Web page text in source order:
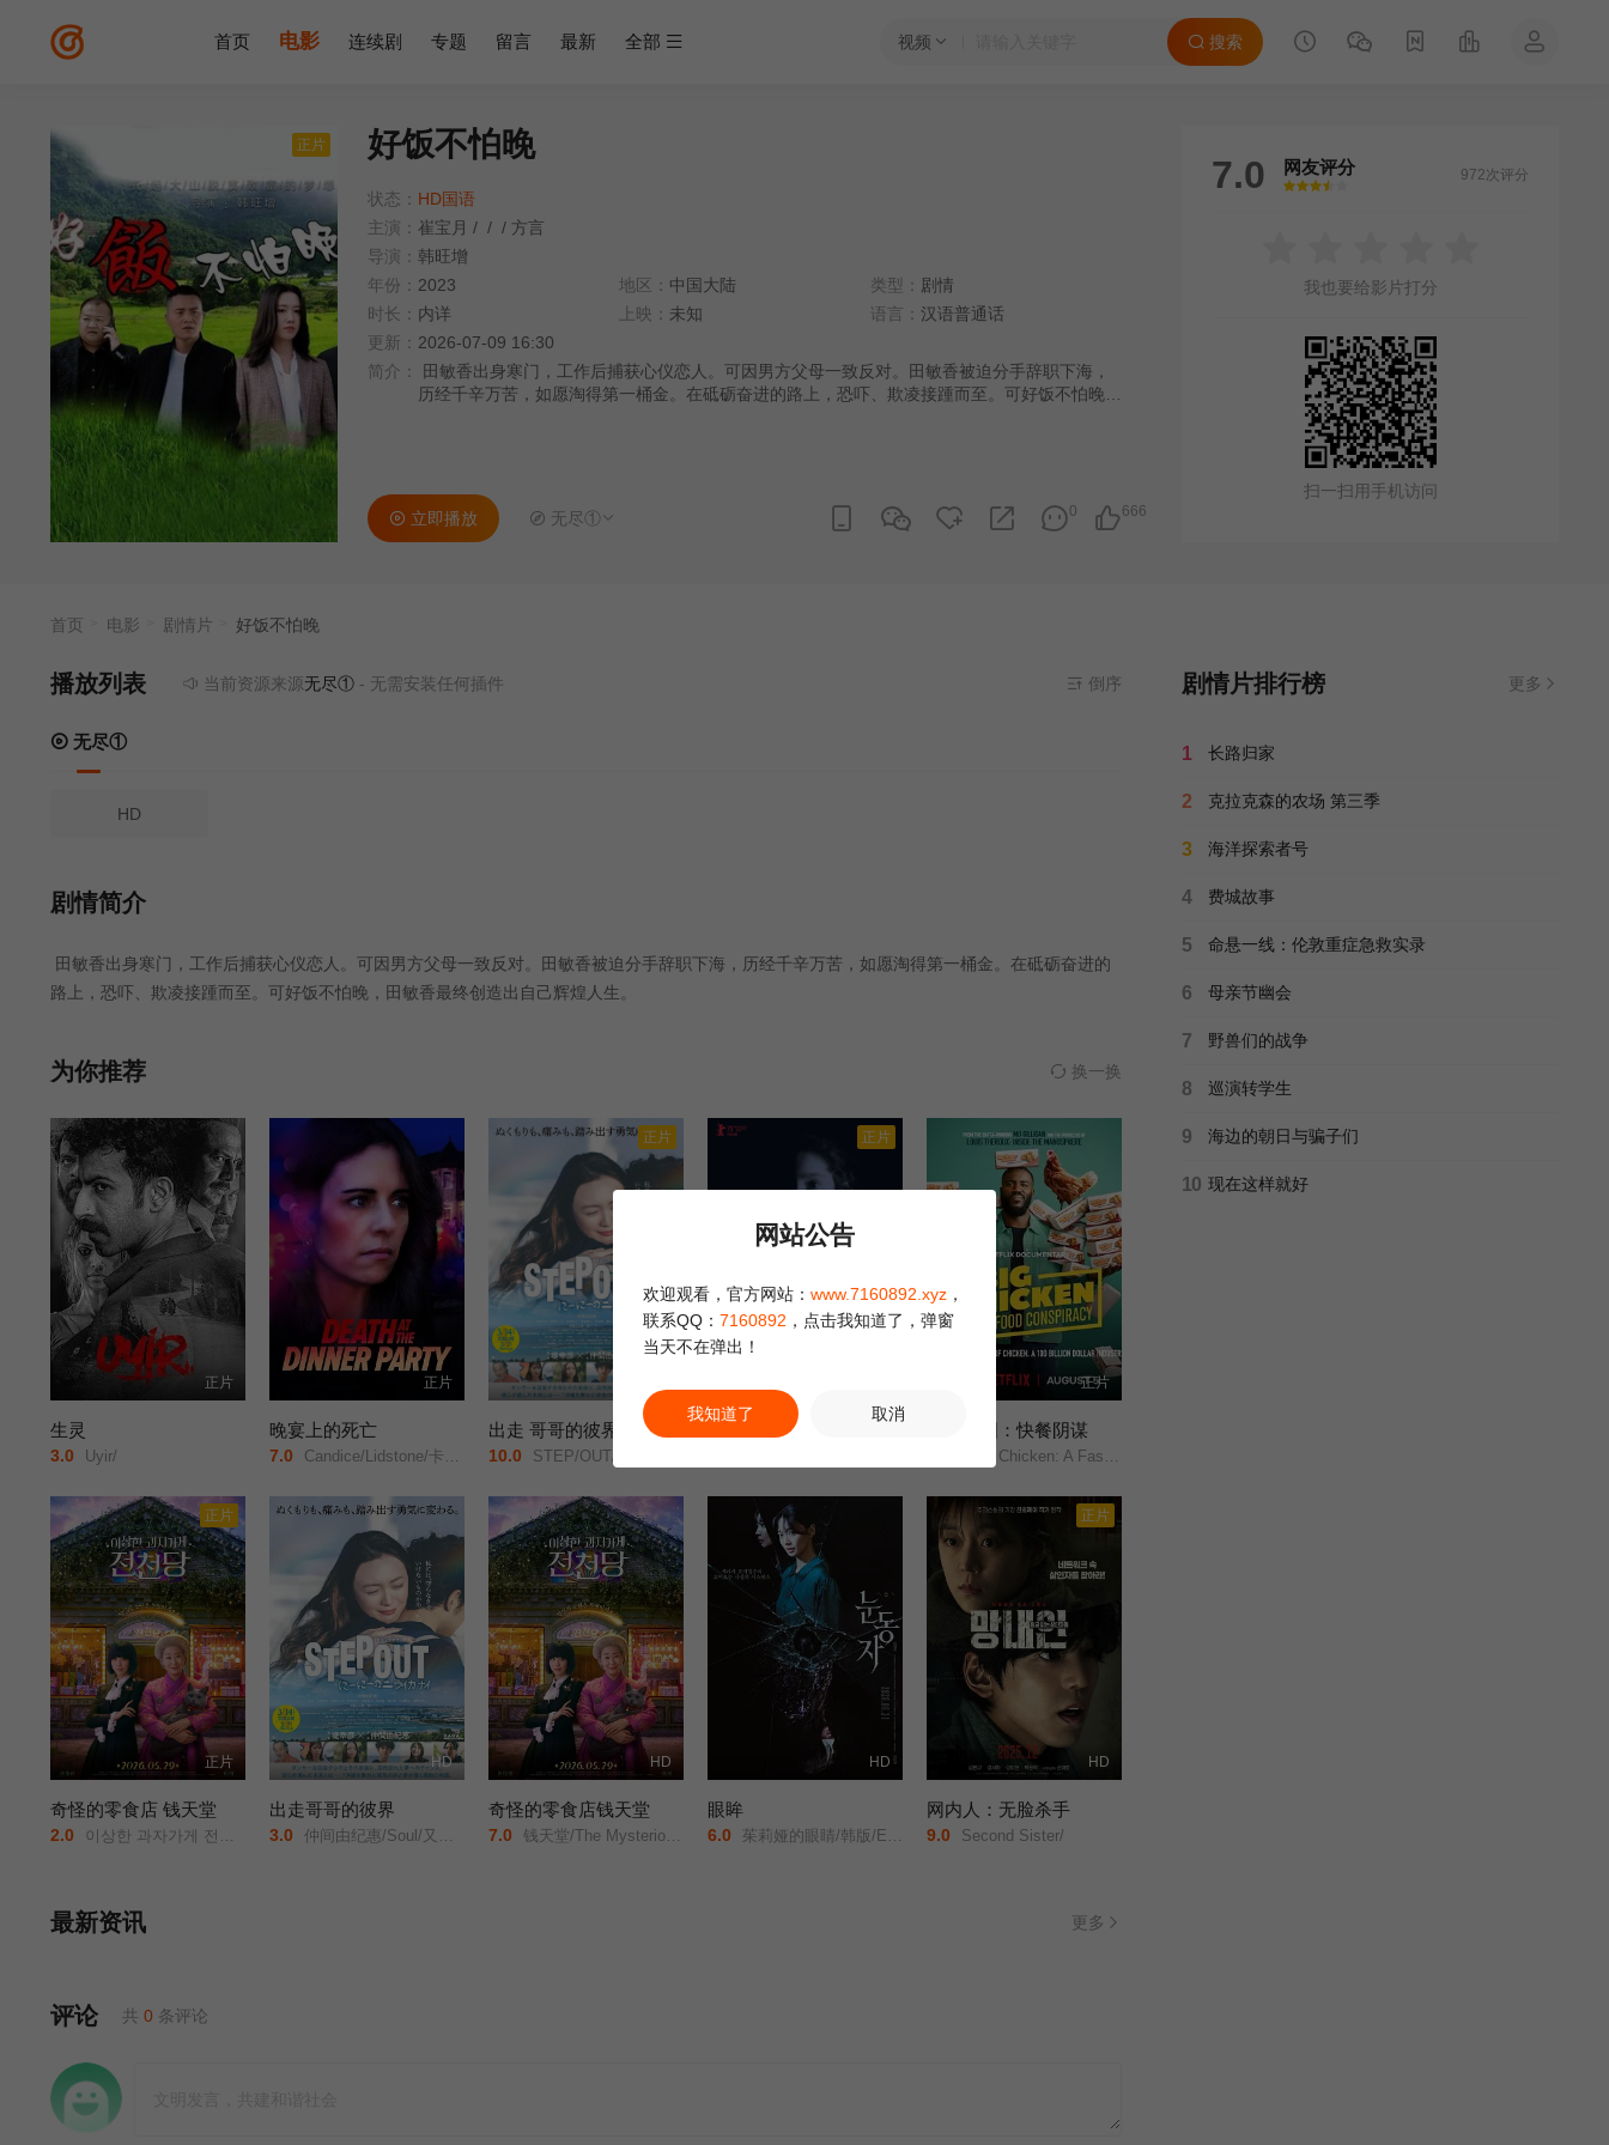
视频 搜索
首页 电影 连续剧 专题 留言 最新 全部
正片 好饭不怕晚
状态： HD国语
主演： 崔宝月 / / / 方言
导演： 韩旺增
年份： 2023 地区： 中国大陆 类型： 剧情
时长： 内详 上映： 未知 语言： 汉语普通话
更新： 2026-07-09 16:30
简介：
田敏香出身寒门，工作后捕获心仪恋人。可因男方父母一致反对。田敏香被迫分手辞职下海，
历经千辛万苦，如愿淘得第一桶金。在砥砺奋进的路上，恐吓、欺凌接踵而至。可好饭不怕晚，
666
0
立即播放 无尽①
7.0 网友评分
很差
较差还行推荐力荐
972次评分
我也要给影片打分
扫一扫用手机访问
首页 电影 剧情片 好饭不怕晚
播放列表 当前资源来源无尽①- 无需安装任何插件 倒序
无尽①
HD
剧情简介
田敏香出身寒门，工作后捕获心仪恋人。可因男方父母一致反对。田敏香被迫分手辞职下海，历经千辛万苦，如愿淘得第一桶金。在砥砺奋进的
路上，恐吓、欺凌接踵而至。可好饭不怕晚，田敏香最终创造出自己辉煌人生。
为你推荐 换一换
正片
生灵
3.0 Uyir/
正片
晚宴上的死亡
7.0 Candice/Lidstone/卡梅伦·布罗德/马克·戴/Eden/Broda/Bryce/Wynter/玛蒂娜·奥尔蒂斯·路易斯/阿娜娜·里德瓦尔德/阮朴生/Jon/Welch/
正片
出走 哥哥的彼界
10.0 STEP/OUT/にーにーのニライカナイ/
正片
我的亚美尼亚幽灵
正片
鸡肉帝国：快餐阴谋
Big Chicken: A Fast Food Conspiracy/
正片
正片
奇怪的零食店 钱天堂
2.0 이상한 과자가게 전천당/
HD
出走哥哥的彼界
3.0 仲间由纪惠/Soul/又吉伶音/伊波れいり/松田流花/津波竜斗/内田树/盧礼欧/玉城敦子/城间やよい/津嘉山正种/寺辻健一郎/
HD
奇怪的零食店钱天堂
7.0 钱天堂/The Mysterious Candy Store/
HD
眼眸
6.0 茱莉娅的眼睛/韩版/Eyes/
正片
HD
网内人：无脸杀手
9.0 Second Sister/
最新资讯 更多
评论 共 0 条评论
剧情片排行榜 更多
1 长路归家
2 克拉克森的农场 第三季
3 海洋探索者号
4 费城故事
5 命悬一线：伦敦重症急救实录
6 母亲节幽会
7 野兽们的战争
8 巡演转学生
9 海边的朝日与骗子们
10 现在这样就好
网站公告
欢迎观看，官方网站： www.7160892.xyz ，
联系QQ： 7160892 ，点击我知道了，弹窗
当天不在弹出！
我知道了 取消